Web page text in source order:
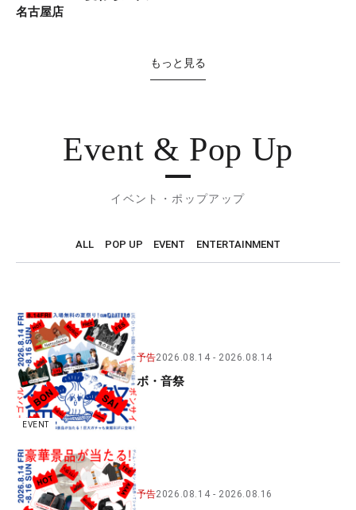
名古屋店
もっと見る
Event & Pop Up
イベント・ポップアップ
ALL POP UP EVENT ENTERTAINMENT
EVENT
予告2026.08.14 2026.08.14
ボ・音祭
予告2026.08.14 2026.08.16